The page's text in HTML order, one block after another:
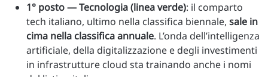
1° posto — Tecnologia (linea verde): il comparto
tech italiano, ultimo nella classifica biennale, sale in
cima nella classifica annuale. L’onda dell’intelligenza
artificiale, della digitalizzazione e degli investimenti
in infrastrutture cloud sta trainando anche i nomi